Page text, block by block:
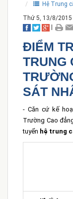
Hệ Trung
Thứ 5, 13/8/2015
ĐIỂM
TRUNG
SÁT
- Căn cứ kế
Trường Cao
tuyển hệ trung